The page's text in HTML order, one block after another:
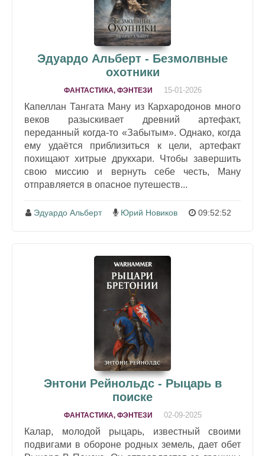
Эдуардо Альберт - Безмолвные
охотники
ФАНТАСТИКА, ФЭНТЕЗИ 15-01-2026
Капеллан Тангата Ману из Кархародонов много
веков разыскивает древний артефакт,
переданный когда-то «Забытым». Однако, когда
ему удаётся приблизиться к цели, артефакт
похищают хитрые друкхари. Чтобы завершить
свою миссию и вернуть себе честь, Ману
отправляется в опасное путешеств...
Эдуардо Альберт Юрий Новиков 09:52:52
Энтони Рейнольдс - Рыцарь в
поиске
ФАНТАСТИКА, ФЭНТЕЗИ 02-09-2025
Калар, молодой рыцарь, известный своими
подвигами в обороне родных земель, дает обет